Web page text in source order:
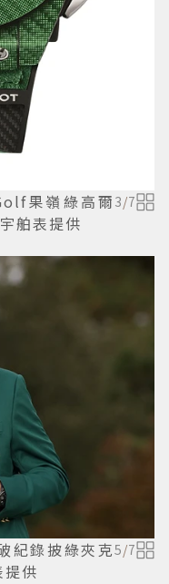
果嶺綠高爾
舶表提供
3/7
紀錄披綠夾克
供
5/7